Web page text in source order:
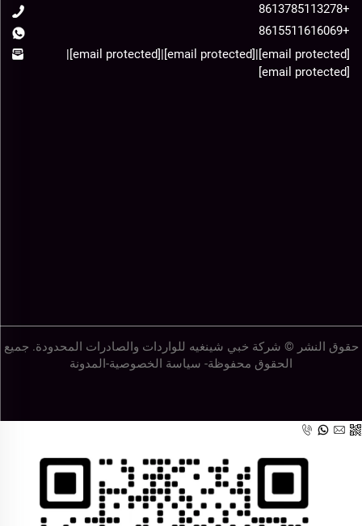
+8613785113278
+8615511616069
[email protected]
|
[email protected]
|
[email protected]
|
[email protected]
حقوق النشر © شركة خبي شينغيه للواردات والصادرات المحدودة. جميع
الحقوق محفوظة- سياسة الخصوصية-المدونة